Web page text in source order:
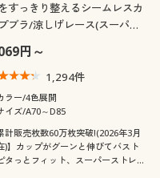
レース
すっきり整えるシームレスカ
ブラ/涼しげレース(スーパー
り・3/4モールドカップ)
円～
1,294件
ラー/4色展開
イズ/A70～D85
計販売枚数60万枚突破!(2026年3月
)】カップがグーンと伸びてバスト
タっとフィット、スーパーストレッ